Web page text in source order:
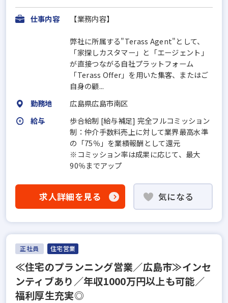
仕事内容 【業務内容】
弊社に所属する"Terass Agent"として、
「家探しカスタマー」と「エージェント」
が直接つながる自社プラットフォーム
「Terass Offer」を用いた集客、またはご
自身の顧...
勤務地
広島県広島市南区
給与
歩合給制 [給与補足] 完全フルコミッション
制：仲介手数料売上に対して業界最高水準
の「75％」を業績報酬として還元
※コミッション率は成果に応じて、最大
90％までアップ
求人詳細を見る 気になる
正社員 住宅営業
≪住宅のプランニング営業／広島市≫インセ
ンティブあり／年収1000万円以上も可能／
福利厚生充実◎